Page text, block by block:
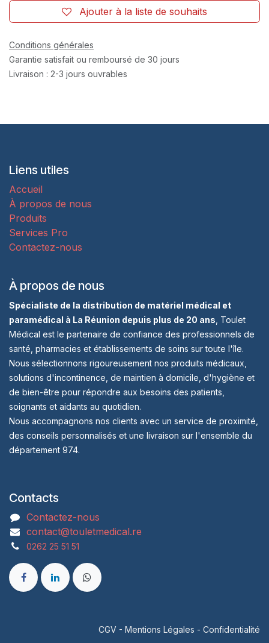
Ajouter à la liste de souhaits
Conditions générales
Garantie satisfait ou remboursé de 30 jours
Livraison : 2-3 jours ouvrables
Liens utiles
Accueil
À propos de nous
Produits
Services Pro
Contactez-nous
À propos de nous
Spécialiste de la distribution de matériel médical et
paramédical à La Réunion depuis plus de 20 ans , Toulet
Médical est le partenaire de confiance des professionnels de
santé, pharmacies et établissements de soins sur toute l'île.
Nous sélectionnons rigoureusement nos produits médicaux,
solutions d'incontinence, de maintien à domicile, d'hygiène et
de bien-être pour répondre aux besoins des patients,
soignants et aidants au quotidien.
Nous accompagnons nos clients avec un service de proximité,
des conseils personnalisés et une livraison sur l'ensemble du
département 974.
Contacts
Contactez-nous
contact@touletmedical.re
0262 25 51 51
CGV - Mentions Légales - Confidentialité